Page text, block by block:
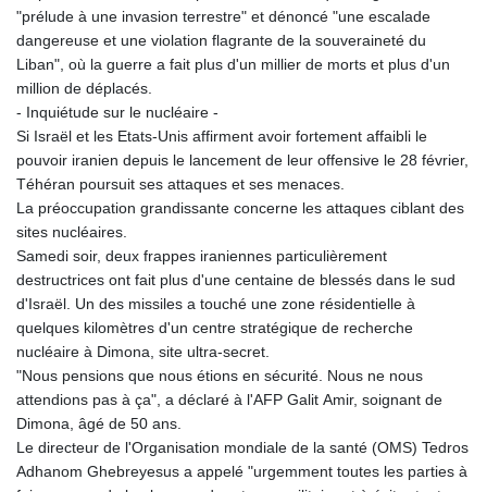
"prélude à une invasion terrestre" et dénoncé "une escalade
dangereuse et une violation flagrante de la souveraineté du
Liban", où la guerre a fait plus d'un millier de morts et plus d'un
million de déplacés.
- Inquiétude sur le nucléaire -
Si Israël et les Etats-Unis affirment avoir fortement affaibli le
pouvoir iranien depuis le lancement de leur offensive le 28 février,
Téhéran poursuit ses attaques et ses menaces.
La préoccupation grandissante concerne les attaques ciblant des
sites nucléaires.
Samedi soir, deux frappes iraniennes particulièrement
destructrices ont fait plus d'une centaine de blessés dans le sud
d'Israël. Un des missiles a touché une zone résidentielle à
quelques kilomètres d'un centre stratégique de recherche
nucléaire à Dimona, site ultra-secret.
"Nous pensions que nous étions en sécurité. Nous ne nous
attendions pas à ça", a déclaré à l'AFP Galit Amir, soignant de
Dimona, âgé de 50 ans.
Le directeur de l'Organisation mondiale de la santé (OMS) Tedros
Adhanom Ghebreyesus a appelé "urgemment toutes les parties à